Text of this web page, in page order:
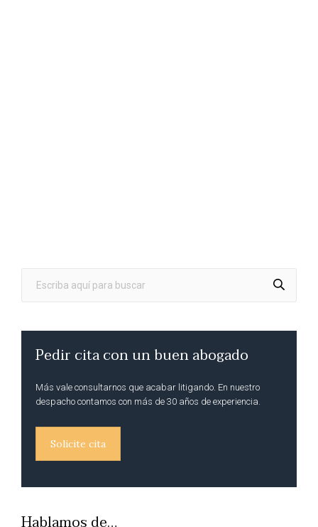
Pedir cita con un buen abogado
Más vale consultarnos que acabar litigando. En nuestro
despacho contamos con más de 30 años de experiencia.
Solicite cita